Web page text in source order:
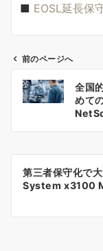
■ EOSL延長保
投
稿
ゲ
シ
前のページへ
全国
めて
第三者保守化で
System x3100